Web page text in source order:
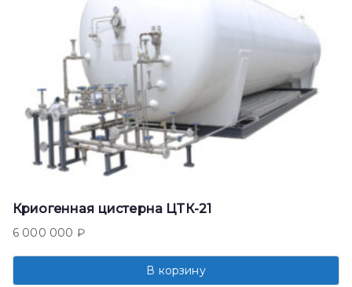
Криогенная цистерна ЦТК-21
6 000 000 ₽
В корзину